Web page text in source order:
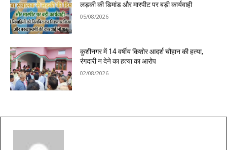
लड़की की डिमांड और मारपीट पर बड़ी कार्यवाही
05/08/2026
कुशीनगर में 14 वर्षीय किशोर आदर्श चौहान की हत्या,
रंगदारी न देने का हत्या का आरोप
02/08/2026